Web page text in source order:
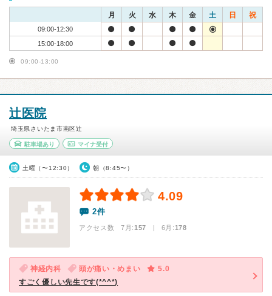
月 火 水 木 金 土 日 祝
09:00-12:30
15:00-18:00
09:00-13:00
辻医院
埼玉県さいたま市南区辻
駐車場あり マイナ受付
土曜（〜12:30） 朝（8:45〜）
4.09
2件
アクセス数 7月:157 | 6月:178
神経内科 頭が痛い・めまい
5.0
すごく優しい先生です(*^^*)